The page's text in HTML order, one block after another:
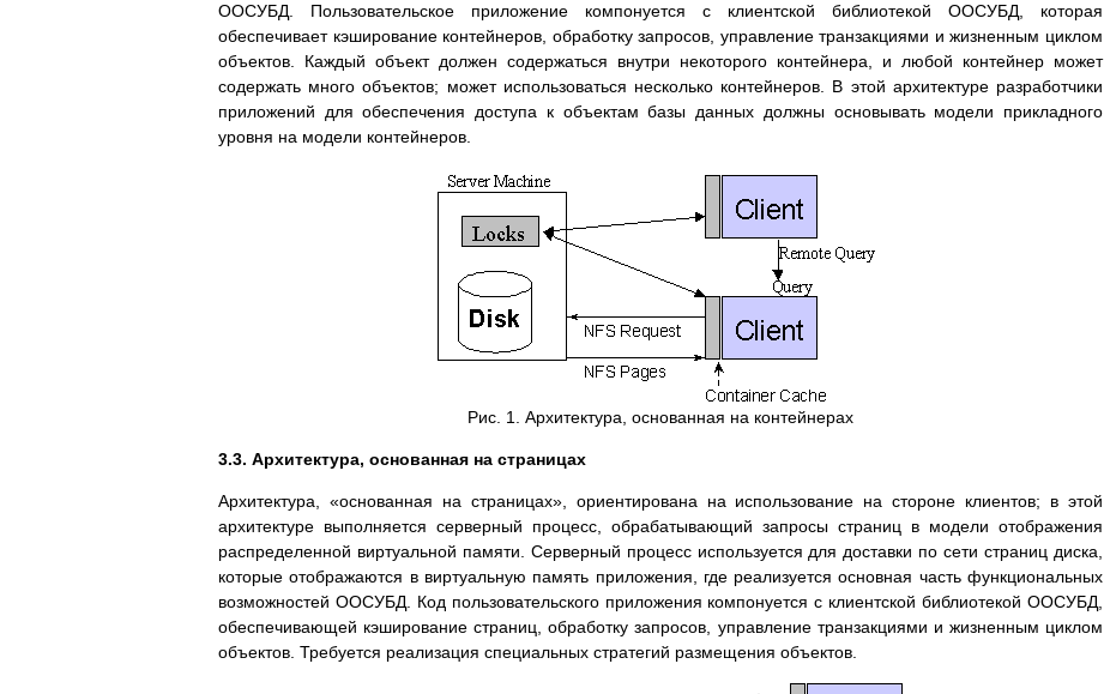
ООСУБД. Пользовательское приложение компонуется с клиентской библиотекой ООСУБД, которая
обеспечивает кэширование контейнеров, обработку запросов, управление транзакциями и жизненным циклом
объектов. Каждый объект должен содержаться внутри некоторого контейнера, и любой контейнер может
содержать много объектов; может использоваться несколько контейнеров. В этой архитектуре разработчики
приложений для обеспечения доступа к объектам базы данных должны основывать модели прикладного
уровня на модели контейнеров.
Рис. 1. Архитектура, основанная на контейнерах
3.3. Архитектура, основанная на страницах
Архитектура, «основанная на страницах», ориентирована на использование на стороне клиентов; в этой
архитектуре выполняется серверный процесс, обрабатывающий запросы страниц в модели отображения
распределенной виртуальной памяти. Серверный процесс используется для доставки по сети страниц диска,
которые отображаются в виртуальную память приложения, где реализуется основная часть функциональных
возможностей ООСУБД. Код пользовательского приложения компонуется с клиентской библиотекой ООСУБД,
обеспечивающей кэширование страниц, обработку запросов, управление транзакциями и жизненным циклом
объектов. Требуется реализация специальных стратегий размещения объектов.